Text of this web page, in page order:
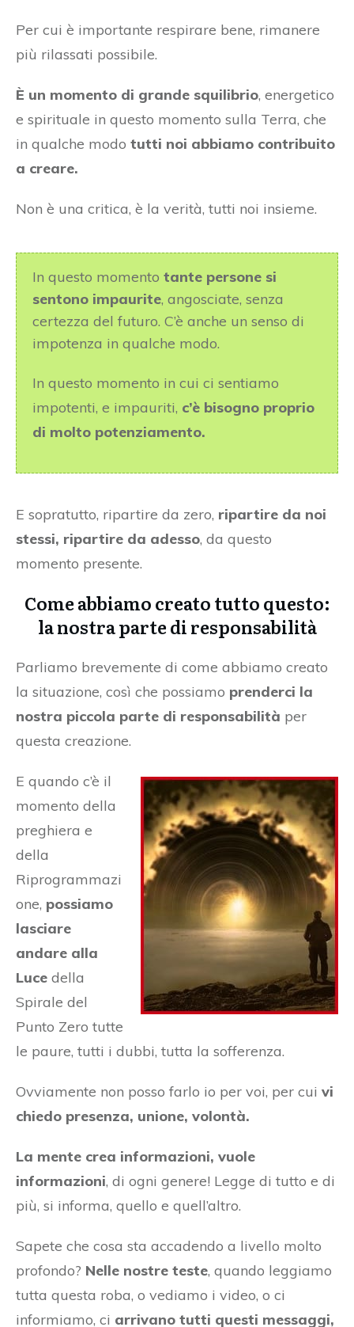
Per cui è importante respirare bene, rimanere
più rilassati possibile.
È un momento di grande squilibrio, energetico
e spirituale in questo momento sulla Terra, che
in qualche modo tutti noi abbiamo contribuito
a creare.
Non è una critica, è la verità, tutti noi insieme.
In questo momento tante persone si
sentono impaurite, angosciate, senza
certezza del futuro. C’è anche un senso di
impotenza in qualche modo.
In questo momento in cui ci sentiamo
impotenti, e impauriti, c’è bisogno proprio
di molto potenziamento.
E sopratutto, ripartire da zero, ripartire da noi
stessi, ripartire da adesso, da questo
momento presente.
Come abbiamo creato tutto questo:
la nostra parte di responsabilità
Parliamo brevemente di come abbiamo creato
la situazione, così che possiamo prenderci la
nostra piccola parte di responsabilità per
questa creazione.
E quando c’è il
momento della
preghiera e
della
Riprogrammazi
one, possiamo
lasciare
andare alla
Luce della
Spirale del
Punto Zero tutte
le paure, tutti i dubbi, tutta la sofferenza.
Ovviamente non posso farlo io per voi, per cui vi
chiedo presenza, unione, volontà.
La mente crea informazioni, vuole
informazioni, di ogni genere! Legge di tutto e di
più, si informa, quello e quell’altro.
Sapete che cosa sta accadendo a livello molto
profondo? Nelle nostre teste, quando leggiamo
tutta questa roba, o vediamo i video, o ci
informiamo, ci arrivano tutti questi messaggi,